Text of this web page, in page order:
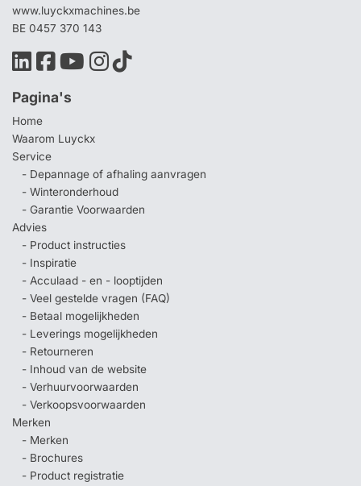
www.luyckxmachines.be
BE 0457 370 143
Pagina's
Home
Waarom Luyckx
Service
- Depannage of afhaling aanvragen
- Winteronderhoud
- Garantie Voorwaarden
Advies
- Product instructies
- Inspiratie
- Acculaad - en - looptijden
- Veel gestelde vragen (FAQ)
- Betaal mogelijkheden
- Leverings mogelijkheden
- Retourneren
- Inhoud van de website
- Verhuurvoorwaarden
- Verkoopsvoorwaarden
Merken
- Merken
- Brochures
- Product registratie